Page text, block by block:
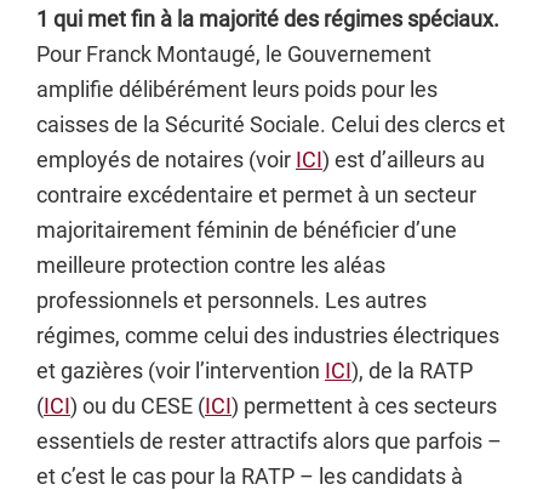
1 qui met fin à la majorité des régimes spéciaux.
Pour Franck Montaugé, le Gouvernement
amplifie délibérément leurs poids pour les
caisses de la Sécurité Sociale. Celui des clercs et
employés de notaires (voir ICI) est d’ailleurs au
contraire excédentaire et permet à un secteur
majoritairement féminin de bénéficier d’une
meilleure protection contre les aléas
professionnels et personnels. Les autres
régimes, comme celui des industries électriques
et gazières (voir l’intervention ICI), de la RATP
(ICI) ou du CESE (ICI) permettent à ces secteurs
essentiels de rester attractifs alors que parfois –
et c’est le cas pour la RATP – les candidats à